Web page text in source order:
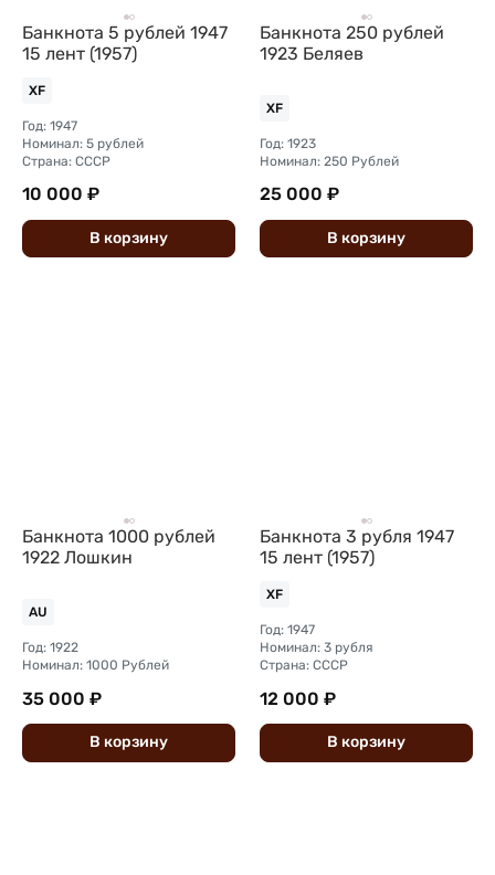
Банкнота 5 рублей 1947
15 лент (1957)
XF
Год: 1947
Номинал: 5 рублей
Страна: СССР
10 000 ₽
В корзину
Банкнота 250 рублей
1923 Беляев
XF
Год: 1923
Номинал: 250 Рублей
25 000 ₽
В корзину
Банкнота 1000 рублей
1922 Лошкин
AU
Год: 1922
Номинал: 1000 Рублей
35 000 ₽
В корзину
Банкнота 3 рубля 1947
15 лент (1957)
XF
Год: 1947
Номинал: 3 рубля
Страна: СССР
12 000 ₽
В корзину